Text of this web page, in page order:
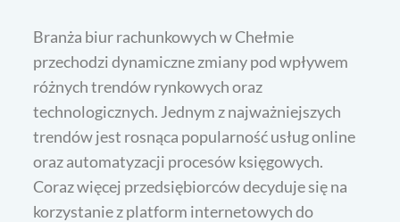
Branża biur rachunkowych w Chełmie
przechodzi dynamiczne zmiany pod wpływem
różnych trendów rynkowych oraz
technologicznych. Jednym z najważniejszych
trendów jest rosnąca popularność usług online
oraz automatyzacji procesów księgowych.
Coraz więcej przedsiębiorców decyduje się na
korzystanie z platform internetowych do